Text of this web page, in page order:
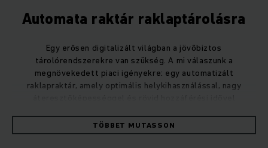
Automata raktár raklaptárolásra
Egy erősen digitalizált világban a jövőbiztos
tárolórendszerekre van szükség. A mi válaszunk a
megnövekedett piaci igényekre: egy automatizált
raklapraktár, amely optimális helykihasználással, nagy
TÖBBET MUTASSON